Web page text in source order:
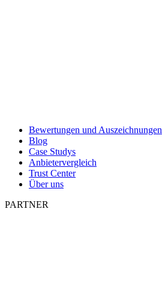
Bewertungen und Auszeichnungen
Blog
Case Studys
Anbietervergleich
Trust Center
Über uns
PARTNER